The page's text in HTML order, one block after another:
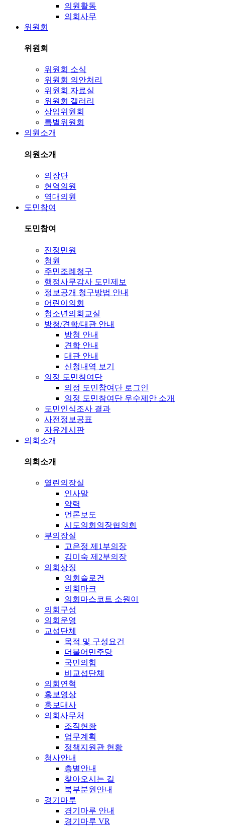
의원활동
의회사무
위원회
위원회
위원회 소식
위원회 의안처리
위원회 자료실
위원회 갤러리
상임위원회
특별위원회
의원소개
의원소개
의장단
현역의원
역대의원
도민참여
도민참여
진정민원
청원
주민조례청구
행정사무감사 도민제보
정보공개 청구방법 안내
어린이의회
청소년의회교실
방청/견학/대관 안내
방청 안내
견학 안내
대관 안내
신청내역 보기
의정 도민참여단
의정 도민참여단 로그인
의정 도민참여단 우수제안 소개
도민인식조사 결과
사전정보공표
자유게시판
의회소개
의회소개
열린의장실
인사말
약력
언론보도
시도의회의장협의회
부의장실
고은정 제1부의장
김미숙 제2부의장
의회상징
의회슬로건
의회마크
의회마스코트 소원이
의회구성
의회운영
교섭단체
목적 및 구성요건
더불어민주당
국민의힘
비교섭단체
의회연혁
홍보영상
홍보대사
의회사무처
조직현황
업무계획
정책지원관 현황
청사안내
층별안내
찾아오시는 길
북부분원안내
경기마루
경기마루 안내
경기마루 VR